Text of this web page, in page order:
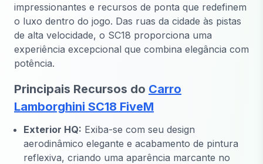
impressionantes e recursos de ponta que redefinem
o luxo dentro do jogo. Das ruas da cidade às pistas
de alta velocidade, o SC18 proporciona uma
experiência excepcional que combina elegância com
potência.
Principais Recursos do Carro
Lamborghini SC18 FiveM
Exterior HQ: Exiba-se com seu design
aerodinâmico elegante e acabamento de pintura
reflexiva, criando uma aparência marcante no